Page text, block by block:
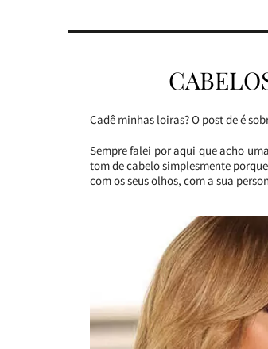
Cadê minhas loiras? O post de é
Sempre falei por aqui que acho
tom de cabelo simplesmente
com os seus olhos, com a sua